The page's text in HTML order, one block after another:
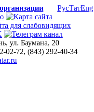
РусТатEng
ул. Баумана, 20
02-72, (843) 292-40-34